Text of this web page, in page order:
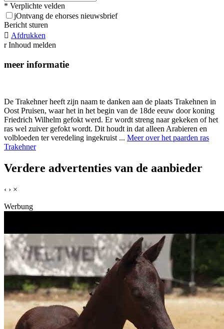
* Verplichte velden
jOntvang de ehorses nieuwsbrief
Bericht sturen
 Afdrukken
r Inhoud melden
meer informatie
De Trakehner heeft zijn naam te danken aan de plaats Trakehnen in
Oost Pruisen, waar het in het begin van de 18de eeuw door koning
Friedrich Wilhelm gefokt werd. Er wordt streng naar gekeken of het
ras wel zuiver gefokt wordt. Dit houdt in dat alleen Arabieren en
volbloeden ter veredeling ingekruist ... Meer over het paarden ras
Trakehner
Verdere advertenties van de aanbieder
‹ › ×
Werbung